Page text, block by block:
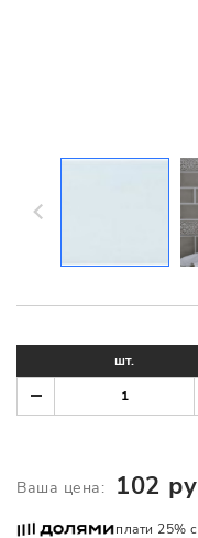
шт.
Ваша цена: 102
плати 25%